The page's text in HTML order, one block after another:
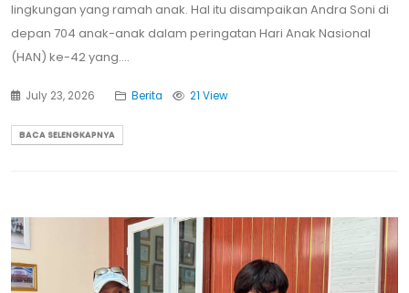
lingkungan yang ramah anak. Hal itu disampaikan Andra Soni di
depan 704 anak-anak dalam peringatan Hari Anak Nasional
(HAN) ke-42 yang....
July 23, 2026 Berita 21 View
BACA SELENGKAPNYA